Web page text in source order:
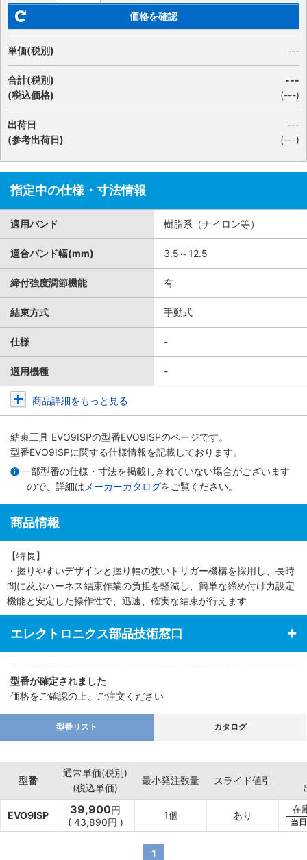
価格を確認
単価(税別) ---
合計(税別)
(税込価格)
---
(---)
出荷日
(参考出荷日)
---
(---)
指定中の仕様・寸法情報
適用バンド 樹脂系（ナイロン等）
適合バンド幅(mm) 3.5～12.5
締付強度調節機能 有
結束方式 手動式
仕様 -
適用機種 -
商品詳細をもっと見る
結束工具 EVO9ISPの型番EVO9ISPのページです。
型番EVO9ISPに関する仕様情報を記載しております。
一部型番の仕様・寸法を掲載しきれていない場合がございます
ので、詳細は メーカーカタログをご覧ください。
商品情報
【特長】
・握りやすいデザインと握り幅の狭いトリガー機構を採用し、長時
間に及ぶハーネス結束作業の負担を軽減し、簡単な締め付け力設定
機能と安定した操作性で、迅速、確実な結束が行えます
エレクトロニクス部品技術窓口
型番が確定されました
価格をご確認の上、ご注文ください
型番リスト カタログ
型番
通常単価(税別)
(税込単価)
最小発注数量 スライド値引
EVO9ISP 39,900円
( 43,890円 )
1個 あり
在
当
1